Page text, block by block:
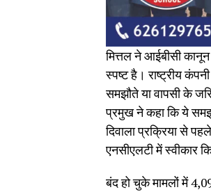
मित्तल ने आईबीसी
स्पष्ट है। राष्ट्रीय
समझौते या वापसी के
प्रमुख ने कहा कि ये
दिवाला प्रक्रिया से
एनसीएलटी में स्वीकार
बंद हो चुके मामलों में